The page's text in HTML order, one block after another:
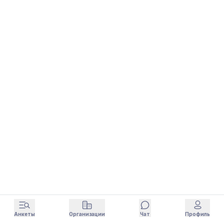
Анкеты Организации Чат Профиль